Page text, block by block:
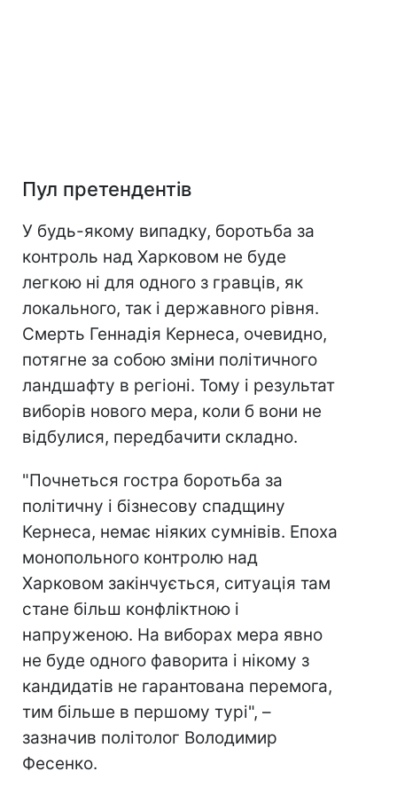
Пул претендентів
У будь-якому випадку, боротьба за
контроль над Харковом не буде
легкою ні для одного з гравців, як
локального, так і державного рівня.
Смерть Геннадія Кернеса, очевидно,
потягне за собою зміни політичного
ландшафту в регіоні. Тому і результат
виборів нового мера, коли б вони не
відбулися, передбачити складно.
"Почнеться гостра боротьба за
політичну і бізнесову спадщину
Кернеса, немає ніяких сумнівів. Епоха
монопольного контролю над
Харковом закінчується, ситуація там
стане більш конфліктною і
напруженою. На виборах мера явно
не буде одного фаворита і нікому з
кандидатів не гарантована перемога,
тим більше в першому турі", –
зазначив політолог Володимир
Фесенко.